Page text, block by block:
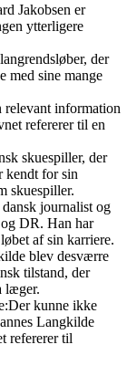
Jakobsen er
ytterligere
der
med sine mange
relevant information
refererer til en
skuespiller, der
kendt for sin
skuespiller.
journalist og
DR. Han har
af sin karriere.
blev desværre
tilstand, der
læger.
kunne ikke
Langkilde
refererer til